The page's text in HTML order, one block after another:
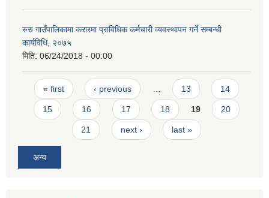
रुरु गाउँपालिकामा करारमा प्राविधिक कर्मचारी व्यवस्थापन गर्ने सम्बन्धी
कार्यविधि, २०७५
मिति: 06/24/2018 - 00:00
Pages
« first ‹ previous 13 14
15 16 17 18 19 20
21 next › last »
अन्य